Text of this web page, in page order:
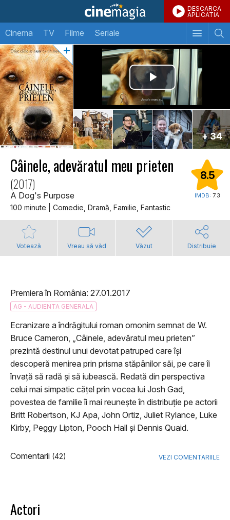
DESCARCA
APLICATIA
Cinema TV Filme Seriale
+ 34
Câinele, adevăratul meu prieten
(2017)
A Dog's Purpose
100 minute | Comedie, Dramă, Familie, Fantastic
8.5
IMDB: 7.3
Votează Vreau să văd Văzut Distribuie
Premiera în România: 27.01.2017
AG - AUDIENTA GENERALA
Ecranizare a îndrăgitului roman omonim semnat de W.
Bruce Cameron, „Câinele, adevăratul meu prieten”
prezintă destinul unui devotat patruped care îşi
descoperă menirea prin prisma stăpânilor săi, pe care îi
învaţă să radă şi să iubească. Redată din perspectiva
celui mai simpatic căţel prin vocea lui Josh Gad,
povestea de familie îi mai reuneşte în distribuţie pe actorii
Britt Robertson, KJ Apa, John Ortiz, Juliet Rylance, Luke
Kirby, Peggy Lipton, Pooch Hall şi Dennis Quaid.
Comentarii (42) VEZI COMENTARIILE
Actori